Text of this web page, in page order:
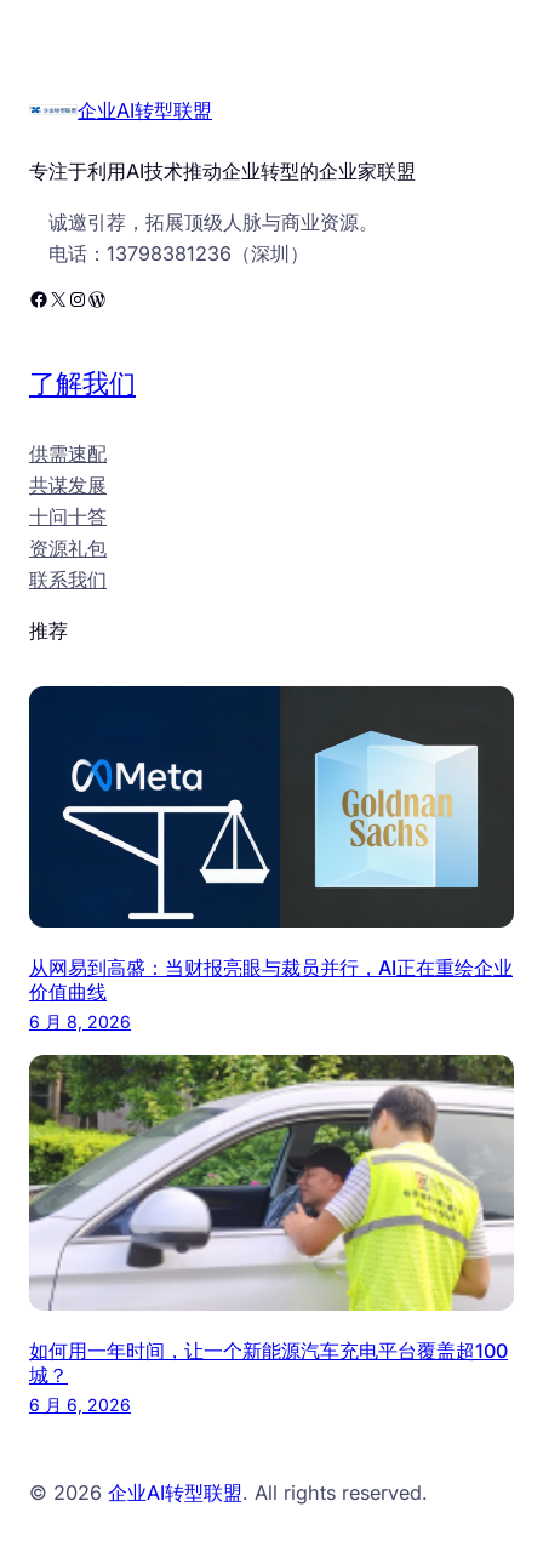
企业AI转型联盟
专注于利用AI技术推动企业转型的企业家联盟
诚邀引荐，拓展顶级人脉与商业资源。
电话：13798381236（深圳）
Facebook X Instagram WordPress
了解我们
供需速配
共谋发展
十问十答
资源礼包
联系我们
推荐
从网易到高盛：当财报亮眼与裁员并行，AI正在重绘企业
价值曲线
6 月 8, 2026
如何用一年时间，让一个新能源汽车充电平台覆盖超100
城？
6 月 6, 2026
© 2026 企业AI转型联盟. All rights reserved.